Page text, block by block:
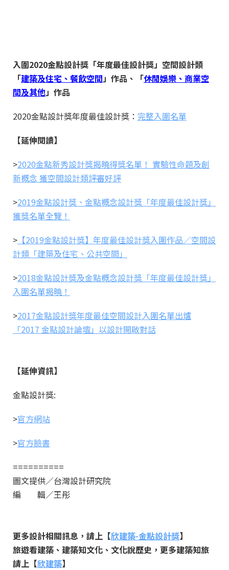
入圍2020金點設計獎「年度最佳設計獎」空間設計類
「建築及住宅、餐飲空間」作品、「休閒娛樂、商業空
間及其他」作品
2020金點設計獎年度最佳設計獎： 完整入圍名單
【延伸閱讀】
>2020金點新秀設計獎揭曉得獎名單！ 實驗性命題及創
新概念 獲空間設計類評審好評
>2019金點設計獎、金點概念設計獎「年度最佳設計獎」
獲獎名單全覽！
> 【2019金點設計獎】年度最佳設計獎入圍作品／空間設
計類「建築及住宅、公共空間」
>2018金點設計獎及金點概念設計獎「年度最佳設計獎」
入圍名單揭曉！
>2017金點設計獎年度最佳空間設計入圍名單出爐
「2017 金點設計論壇」以設計開啟對話
【延伸資訊】
金點設計獎:
>官方網站
>官方臉書
==========
圖文提供／台灣設計研究院
編 輯／王彤
更多設計相關訊息，請上【欣建築-金點設計獎】
旅遊看建築、建築知文化、文化說歷史，更多建築知旅
請上【欣建築】